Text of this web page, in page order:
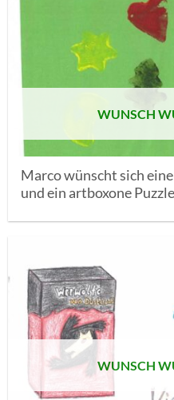
WUNSCH
Marco wünscht sich
und ein artboxone
WUNSCH